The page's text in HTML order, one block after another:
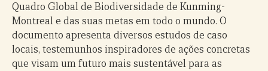
Quadro Global de Biodiversidade de Kunming-
Montreal e das suas metas em todo o mundo. O
documento apresenta diversos estudos de caso
locais, testemunhos inspiradores de ações concretas
que visam um futuro mais sustentável para as